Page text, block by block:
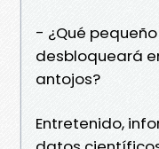
- ¿Qué
desbloqueará
antojos?
Entretenido,